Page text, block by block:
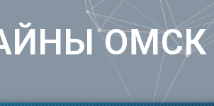
Дону
Улан-Удэ
Ульяновск
Уфа
Хабаровск
ОМСК